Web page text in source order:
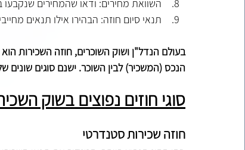
בעולם הנדל"ן ושוק השוכרים, חוזה השכירות
הנכס (המשכיר) לבין השוכר. ישנם סוגים
סוגי חוזים נפוצים בשוק
חוזה שכירות סטנדרטי